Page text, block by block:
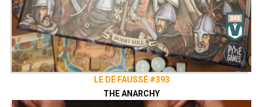
LE DÉ FAUSSÉ #393
THE ANARCHY